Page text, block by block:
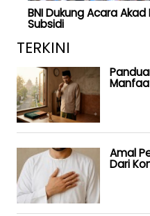
BNI Dukung Acara
Subsidi
TERKINI
Amal
Dari